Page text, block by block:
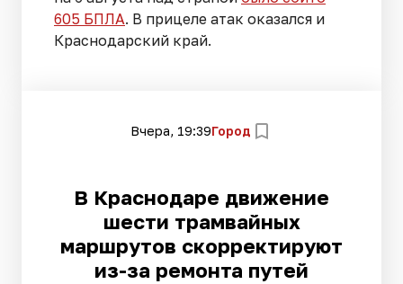
605 БПЛА. В прицеле атак оказался и
Краснодарский край.
Вчера, 19:39Город
В Краснодаре движение
шести трамвайных
маршрутов скорректируют
из-за ремонта путей